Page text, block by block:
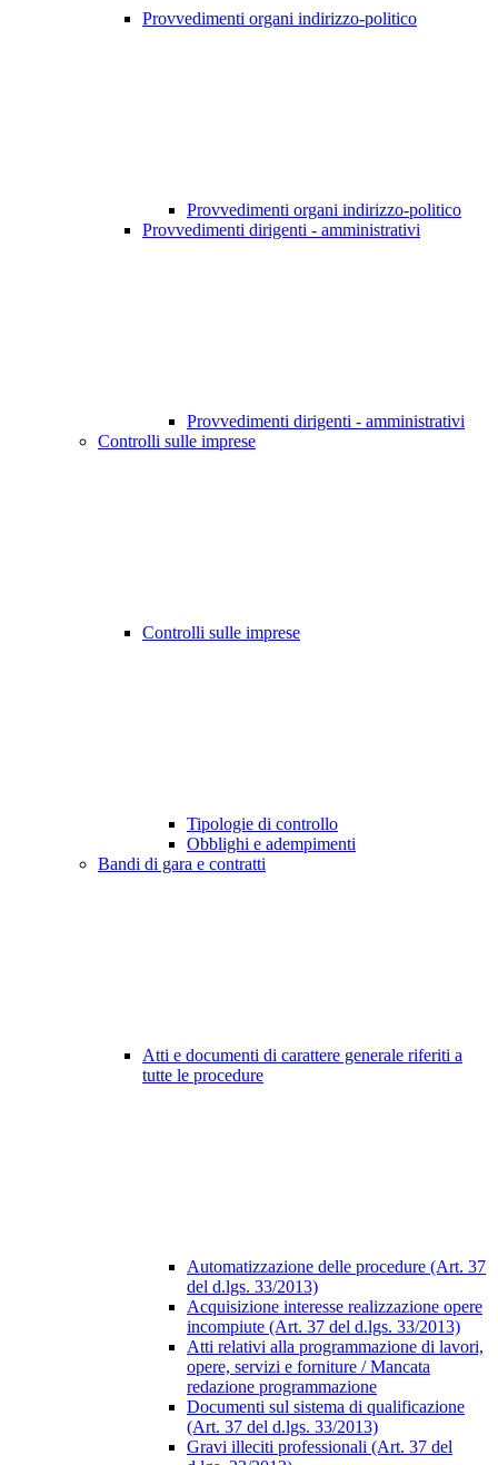
Provvedimenti organi indirizzo-politico
Provvedimenti organi indirizzo-politico
Provvedimenti dirigenti - amministrativi
Provvedimenti dirigenti - amministrativi
Controlli sulle imprese
Controlli sulle imprese
Tipologie di controllo
Obblighi e adempimenti
Bandi di gara e contratti
Atti e documenti di carattere generale riferiti a
tutte le procedure
Automatizzazione delle procedure (Art. 37
del d.lgs. 33/2013)
Acquisizione interesse realizzazione opere
incompiute (Art. 37 del d.lgs. 33/2013)
Atti relativi alla programmazione di lavori,
opere, servizi e forniture / Mancata
redazione programmazione
Documenti sul sistema di qualificazione
(Art. 37 del d.lgs. 33/2013)
Gravi illeciti professionali (Art. 37 del